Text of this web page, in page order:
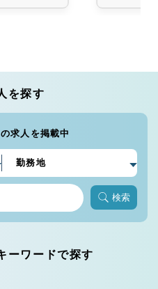
を探す
求人を掲載中
検索
ーワードで探す